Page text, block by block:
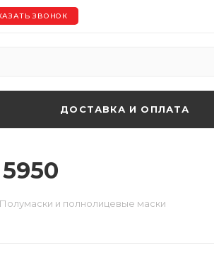
ЗВОНОК
ДОСТАВКА И ОПЛАТА
Полумаски и полнолицевые маски